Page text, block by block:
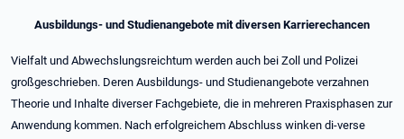
Ausbildungs- und Studienangebote mit diversen Karrierechancen
Vielfalt und Abwechslungsreichtum werden auch bei Zoll und Polizei
großgeschrieben. Deren Ausbildungs- und Studienangebote verzahnen
Theorie und Inhalte diverser Fachgebiete, die in mehreren Praxisphasen zur
Anwendung kommen. Nach erfolgreichem Abschluss winken di-verse